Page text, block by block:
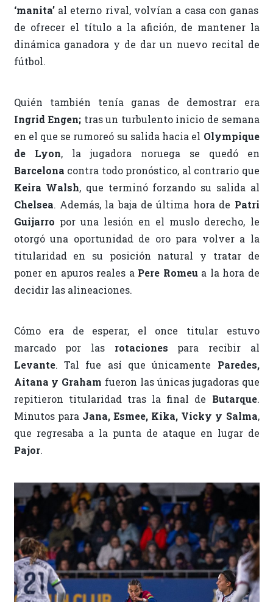
‘manita’al eterno rival, volvían a casa con ganas
de ofrecer el título a la afición, de mantener la
dinámica ganadora y de dar un nuevo recital de
fútbol.
Quién también tenía ganas de demostrar era
Ingrid Engen; tras un turbulento inicio de semana
en el que se rumoreó su salida hacia el Olympique
de Lyon, la jugadora noruega se quedó en
Barcelona contra todo pronóstico, al contrario que
Keira Walsh, que terminó forzando su salida al
Chelsea. Además, la baja de última hora de Patri
Guijarro por una lesión en el muslo derecho, le
otorgó una oportunidad de oro para volver a la
titularidad en su posición natural y tratar de
poner en apuros reales a Pere Romeua la hora de
decidir las alineaciones.
Cómo era de esperar, el once titular estuvo
marcado por las rotaciones para recibir al
Levante. Tal fue así que únicamente Paredes,
Aitana y Graham fueron las únicas jugadoras que
repitieron titularidad tras la final de Butarque.
Minutos para Jana, Esmee, Kika, Vicky y Salma,
que regresaba a la punta de ataque en lugar de
Pajor.